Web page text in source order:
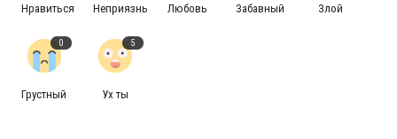
Нравиться Неприязнь Любовь Забавный Злой
0
Грустный
5
Ух ты